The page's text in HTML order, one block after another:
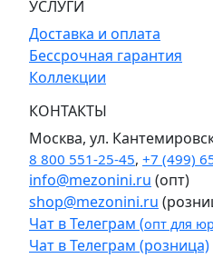
УСЛУГИ
Доставка и оплата
Бессрочная гарантия
Коллекции
КОНТАКТЫ
Москва, ул.
8 800 551-25-45, +7 (499)
info@mezonini.ru (опт)
shop@mezonini.ru
Чат в Телеграм (опт для
Чат в Телеграм (розница)